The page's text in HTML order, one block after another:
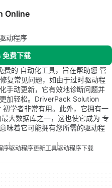
Online
动程序
费下载
的 自动化工具，旨在帮助您 管
复常见问题，如由于过时驱动程
手动更新，它有效地诊断问题并
加轻松。DriverPack Solution
学者非常有用。此外，它拥有一
大数据库之一，这也使它成为 专
味着它可能拥有您所需的驱动程
序驱动程序更新工具驱动程序下载